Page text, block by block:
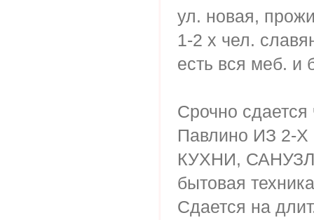
ул. новая,
1-2 х чел.
есть вся меб. и
Срочно
Павлино ИЗ 2-
КУХНИ,
бытовая
Сдается на